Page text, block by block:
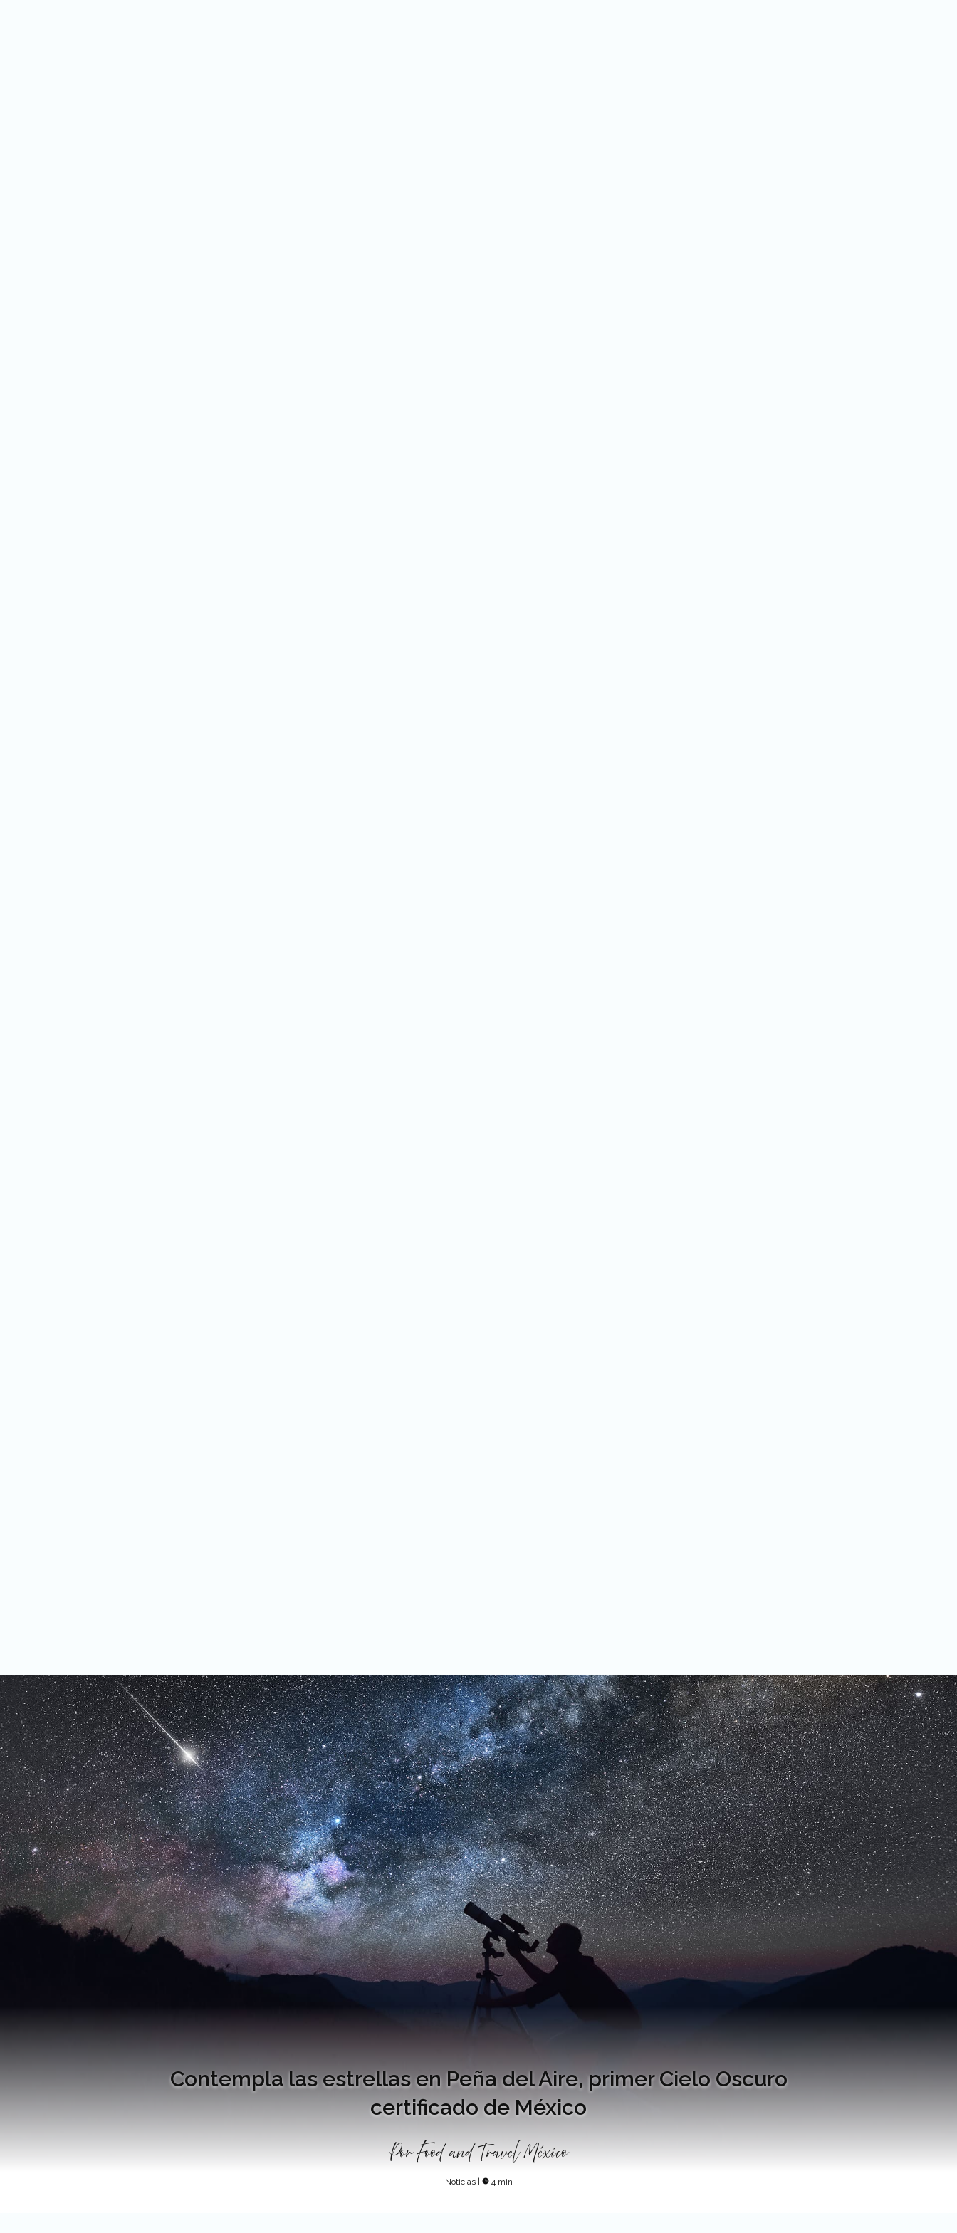
Contempla las estrellas en Peña del Aire, primer Cielo Oscuro
certificado de México
Por Food and Travel México
Noticias 4 min